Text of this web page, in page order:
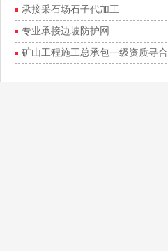
承接采石场石子代加工
专业承接边坡防护网
矿山工程施工总承包一级资质寻合